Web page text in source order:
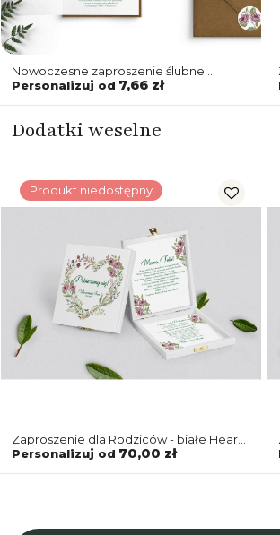
Nowoczesne zaproszenie ślubne
z kopertą i podklejką ekologiczną oraz
z wstążką szyfonową
Personalizuj od 7,66 zł
Dodatki weselne
Produkt niedostępny
Zaproszenie dla Rodziców - białe Heart
of Flowers Motyw 3
Personalizuj od 70,00 zł